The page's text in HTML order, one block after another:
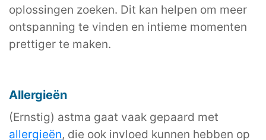
oplossingen zoeken. Dit kan helpen om meer
ontspanning te vinden en intieme momenten
prettiger te maken.
Allergieën
(Ernstig) astma gaat vaak gepaard met
allergieën, die ook invloed kunnen hebben op